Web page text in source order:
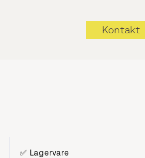
Kontakt
✅ Lagervare